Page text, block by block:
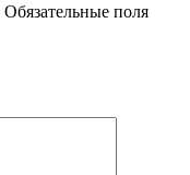
Обязательные поля